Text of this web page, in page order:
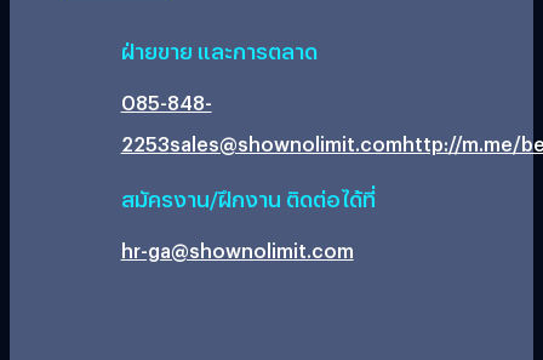
ฝ่ายขาย และการตลาด
085-848-
2253sales@shownolimit.comhttp://m.me/
สมัครงาน/ฝึกงาน ติดต่อได้ที่
hr-ga@shownolimit.com